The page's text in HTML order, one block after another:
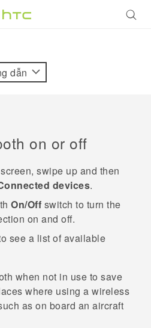
dẫn
on or off
screen, swipe up and then
devices.
On/Off switch to turn the
on and off.
see a list of available
when not in use to save
where using a wireless
as on board an aircraft